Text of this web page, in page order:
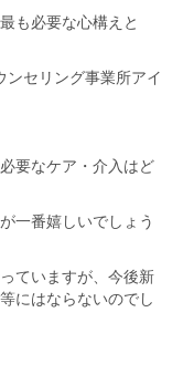
も必要な心構えと
セリング事業所アイ
要なケア・介入はど
一番嬉しいでしょう
ていますが、今後新
にはならないのでし